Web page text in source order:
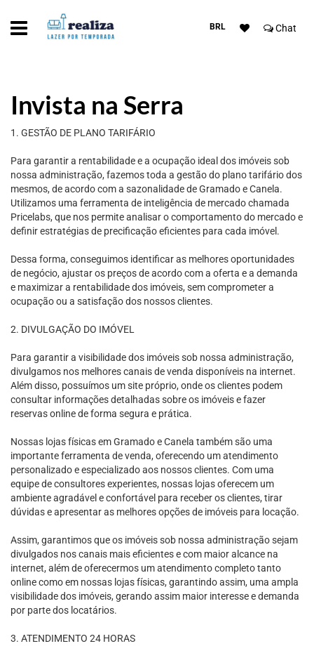
BRL Chat
Invista na Serra
1. GESTÃO DE PLANO TARIFÁRIO
Para garantir a rentabilidade e a ocupação ideal dos imóveis sob
nossa administração, fazemos toda a gestão do plano tarifário dos
mesmos, de acordo com a sazonalidade de Gramado e Canela.
Utilizamos uma ferramenta de inteligência de mercado chamada
Pricelabs, que nos permite analisar o comportamento do mercado e
definir estratégias de precificação eficientes para cada imóvel.
Dessa forma, conseguimos identificar as melhores oportunidades
de negócio, ajustar os preços de acordo com a oferta e a demanda
e maximizar a rentabilidade dos imóveis, sem comprometer a
ocupação ou a satisfação dos nossos clientes.
2. DIVULGAÇÃO DO IMÓVEL
Para garantir a visibilidade dos imóveis sob nossa administração,
divulgamos nos melhores canais de venda disponíveis na internet.
Além disso, possuímos um site próprio, onde os clientes podem
consultar informações detalhadas sobre os imóveis e fazer
reservas online de forma segura e prática.
Nossas lojas físicas em Gramado e Canela também são uma
importante ferramenta de venda, oferecendo um atendimento
personalizado e especializado aos nossos clientes. Com uma
equipe de consultores experientes, nossas lojas oferecem um
ambiente agradável e confortável para receber os clientes, tirar
dúvidas e apresentar as melhores opções de imóveis para locação.
Assim, garantimos que os imóveis sob nossa administração sejam
divulgados nos canais mais eficientes e com maior alcance na
internet, além de oferecermos um atendimento completo tanto
online como em nossas lojas físicas, garantindo assim, uma ampla
visibilidade dos imóveis, gerando assim maior interesse e demanda
por parte dos locatários.
3. ATENDIMENTO 24 HORAS